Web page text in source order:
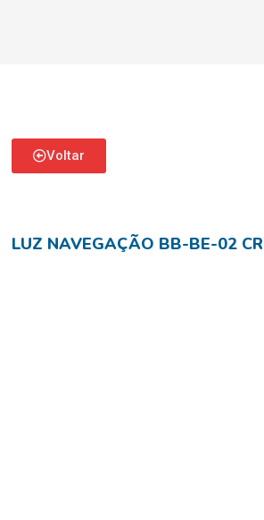
Voltar
LUZ NAVEGAÇÃO BB-BE-02 CR